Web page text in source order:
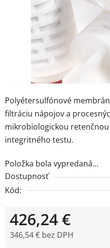
Polyéter­sulfónové
filtráciu nápojov a
mikrobiologickou
integritného testu.
Položka bola vypredaná…
Dostupnosť
Kód:
426,24 €
346,54 € bez DPH